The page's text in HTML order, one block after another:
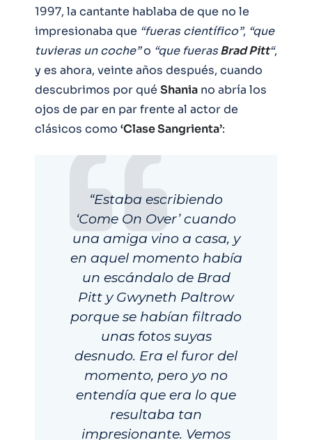
1997, la cantante hablaba de que no le
impresionaba que “fueras científico”, “que
tuvieras un coche”o “que fuerasBrad Pitt“,
y es ahora, veinte años después, cuando
descubrimos por qué Shania no abría los
ojos de par en par frente al actor de
clásicos como ‘Clase Sangrienta’:
“Estaba escribiendo
‘Come On Over’ cuando
una amiga vino a casa, y
en aquel momento había
un escándalo de Brad
Pitt y Gwyneth Paltrow
porque se habían filtrado
unas fotos suyas
desnudo. Era el furor del
momento, pero yo no
entendía que era lo que
resultaba tan
impresionante. Vemos